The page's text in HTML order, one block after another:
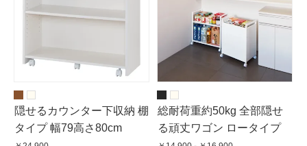
隠せるカウンター下収納 棚
タイプ 幅79高さ80cm
総耐荷重約50kg 全部隠せ
る頑丈ワゴン ロータイプ